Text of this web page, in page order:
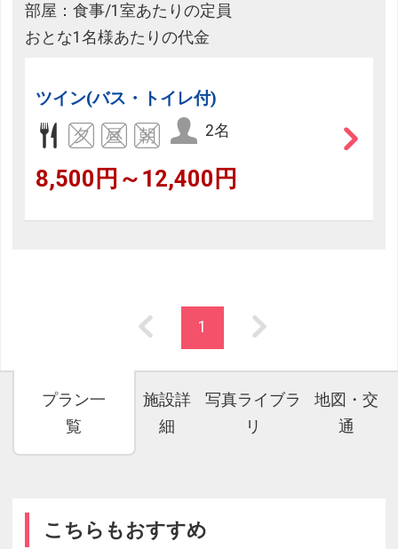
部屋：食事/1室あたりの定員
おとな1名様あたりの代金
ツイン(バス・トイレ付)
2名
8,500円～12,400円
1
プラン一
覧
施設詳
細
写真ライブラ
リ
地図・交
通
こちらもおすすめ